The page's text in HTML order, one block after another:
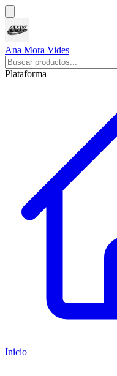
Ana Mora Vides
Plataforma
Inicio